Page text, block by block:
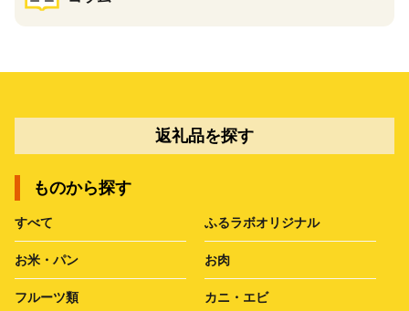
返礼品を探す
ものから探す
すべて ふるラボオリジナル
お米・パン お肉
フルーツ類 カニ・エビ